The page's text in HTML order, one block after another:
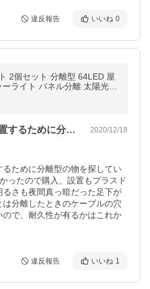
違反報告 いいね 0
2個セット 分離型 64LED 屋
ライト パネル分離 太陽光発
関 庭 屋外 2TERA
日中、日陰の場所に設置するために分離型… 2020/12/18
ために分離型の物を探してい
ったので購入、設置もプラスド
さも夜間真っ暗だった足下が
分離したときのケーブルの穴
で、耐久性が有るかはこれか
違反報告 いいね 1